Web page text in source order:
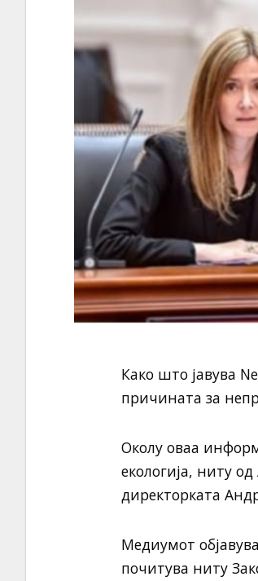
Како што јавува
причината за
Околу оваа
екологија, ниту
директорката
Медиумот
почитува ниту